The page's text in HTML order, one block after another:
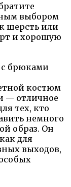
выбором
шерсть или
и хорошую
костюм
— отличное
тех, кто
немного
образ. Он
для
выходов,